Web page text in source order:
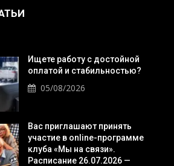
Ищете работу с достойной
оплатой и стабильностью?
05/08/2026
Вас приглашают принять
участие в online-программе
клуба «Мы на связи».
Расписание 26.07.2026 —